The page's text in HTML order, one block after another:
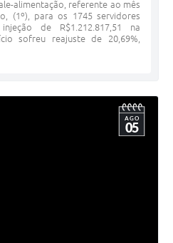
alimentação, referente ao mês
(1º), para os 1745 servidores
de R$1.212.817,51 na
sofreu reajuste de 20,69%,
AGO
05